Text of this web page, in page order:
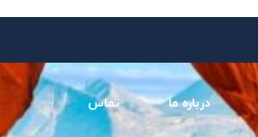
درباره ما تماس